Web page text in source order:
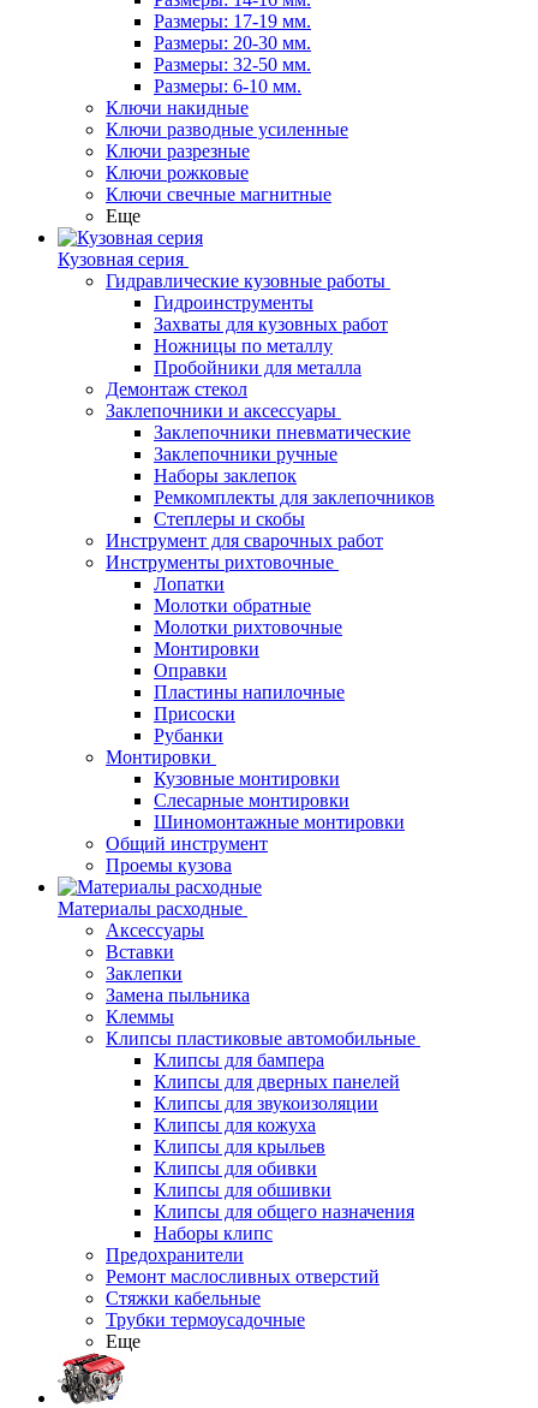
Размеры: 17-19 мм.
Размеры: 20-30 мм.
Размеры: 32-50 мм.
Размеры: 6-10 мм.
Ключи накидные
Ключи разводные усиленные
Ключи разрезные
Ключи рожковые
Ключи свечные магнитные
Еще
Кузовная серия
Гидравлические кузовные работы
Гидроинструменты
Захваты для кузовных работ
Ножницы по металлу
Пробойники для металла
Демонтаж стекол
Заклепочники и аксессуары
Заклепочники пневматические
Заклепочники ручные
Наборы заклепок
Ремкомплекты для заклепочников
Степлеры и скобы
Инструмент для сварочных работ
Инструменты рихтовочные
Лопатки
Молотки обратные
Молотки рихтовочные
Монтировки
Оправки
Пластины напилочные
Присоски
Рубанки
Монтировки
Кузовные монтировки
Слесарные монтировки
Шиномонтажные монтировки
Общий инструмент
Проемы кузова
Материалы расходные
Аксессуары
Вставки
Заклепки
Замена пыльника
Клеммы
Клипсы пластиковые автомобильные
Клипсы для бампера
Клипсы для дверных панелей
Клипсы для звукоизоляции
Клипсы для кожуха
Клипсы для крыльев
Клипсы для обивки
Клипсы для обшивки
Клипсы для общего назначения
Наборы клипс
Предохранители
Ремонт маслосливных отверстий
Стяжки кабельные
Трубки термоусадочные
Еще